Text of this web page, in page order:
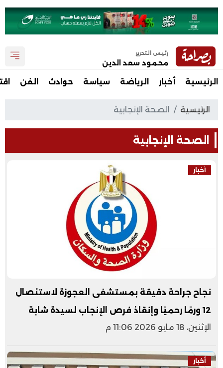
رئيس التحرير
محمود سعد الدين
الرئيسية أخبار الرياضة سياسة حوادث الفن
الرئيسية الصحة الإنجابية
الصحة الإنجابية
أخبار
نجاح جراحة دقيقة بمستشفى العجوزة لاستئصال
12 ورمًا رحميًا وإنقاذ فرص الإنجاب لسيدة شابة
الإثنين، 18 مايو 2026 11:06 م
أخبار